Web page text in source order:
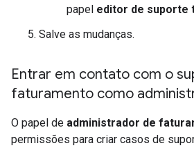
papel editor de suporte
Salve as mudanças.
Entrar em contato com o
faturamento como
O papel de administrador de
permissões para criar casos de